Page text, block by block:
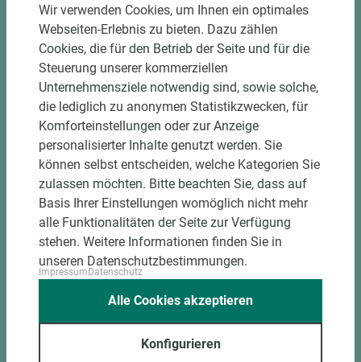
Einzelteiletikettierung auf Wunsch möglich
Materialschonende und kundengerechte
Verpackung der Fixmaße
Jetzt Zuschnitt anfragen
Wir verwenden Cookies, um Ihnen ein optimales
Webseiten-Erlebnis zu bieten. Dazu zählen
Cookies, die für den Betrieb der Seite und für die
Steuerung unserer kommerziellen
Unternehmensziele notwendig sind, sowie solche,
die lediglich zu anonymen Statistikzwecken, für
Komforteinstellungen oder zur Anzeige
personalisierter Inhalte genutzt werden. Sie
können selbst entscheiden, welche Kategorien Sie
zulassen möchten. Bitte beachten Sie, dass auf
Basis Ihrer Einstellungen womöglich nicht mehr
alle Funktionalitäten der Seite zur Verfügung
stehen. Weitere Informationen finden Sie in
unseren Datenschutzbestimmungen.
ImpressumDatenschutz
Konfigurieren
Alle Cookies akzeptieren